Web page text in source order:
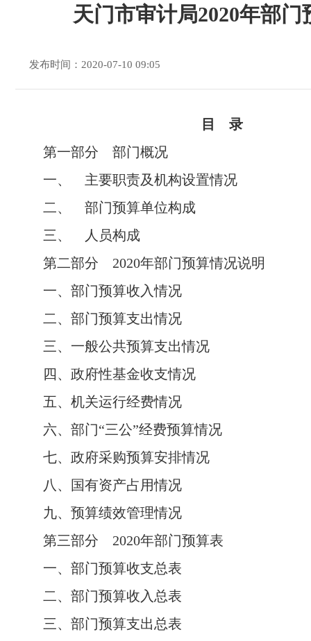
天门市审计局2020年部门
发布时间：2020-07-10 09:05
目 录
第一部分 部门概况
一、 主要职责及机构设置情况
二、 部门预算单位构成
三、 人员构成
第二部分 2020年部门预算情况说明
一、部门预算收入情况
二、部门预算支出情况
三、一般公共预算支出情况
四、政府性基金收支情况
五、机关运行经费情况
六、部门“三公”经费预算情况
七、政府采购预算安排情况
八、国有资产占用情况
九、预算绩效管理情况
第三部分 2020年部门预算表
一、部门预算收支总表
二、部门预算收入总表
三、部门预算支出总表